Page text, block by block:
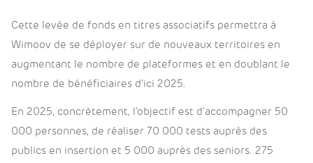
Cette levée de fonds en titres associatifs permettra à
Wimoov de se déployer sur de nouveaux territoires en
augmentant le nombre de plateformes et en doublant le
nombre de bénéficiaires d’ici 2025.
En 2025, concrètement, l’objectif est d’accompagner 50
000 personnes, de réaliser 70 000 tests auprès des
publics en insertion et 5 000 auprès des seniors. 275